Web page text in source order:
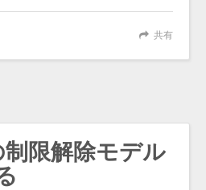
共有
限解除モデル